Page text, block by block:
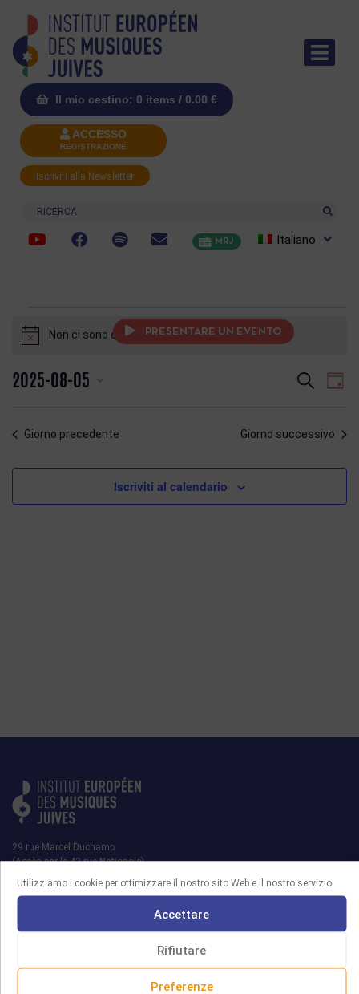
Utilizziamo i cookie per ottimizzare il nostro sito Web e il nostro servizio.
Accettare
Rifiutare
Preferenze
Il mio cestino: 0 items / 0.00 €
ACCESSO
REGISTRAZIONE
Iscriviti alla Newsletter
Ricerca
MRJ Italiano
NoticeNon ci sono eventi previsti.
Eventi
Ricerca
viste
Cerca
2025-08-05
data.
PRESENTARE UN EVENTO
Giorno precedente Giorno successivo
Iscriviti al calendario
29 rue Marcel Duchamp
(Accès par le 42 rue Nationale)